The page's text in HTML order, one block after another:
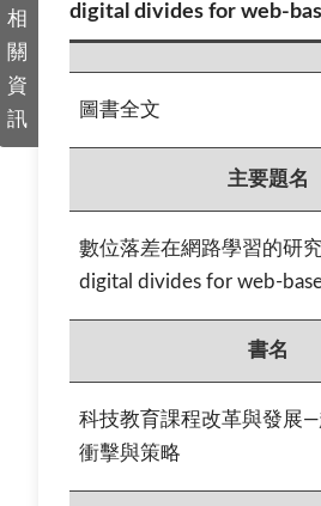
相
關
資
訊
digital divides for web-
圖書全文
主要題名
數位落差在網路學習的研
digital divides for web-
書名
科技教育課程改革與發展—
衝擊與策略